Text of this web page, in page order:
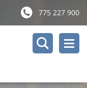
775 227 900